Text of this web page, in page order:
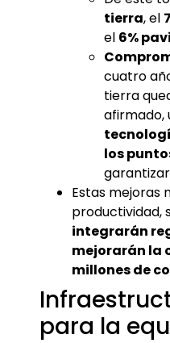
tierra, el
el 6%
cuatro
tierra
afirmado,
los
Estas mejoras
productividad,
integrarán
mejorarán la
millones de
para la